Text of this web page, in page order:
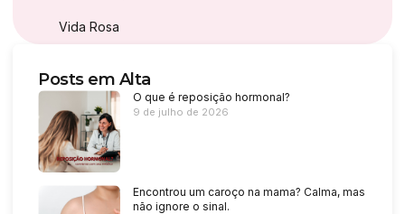
Vida Rosa
Posts em Alta
O que é reposição hormonal?
9 de julho de 2026
Encontrou um caroço na mama? Calma, mas
não ignore o sinal.